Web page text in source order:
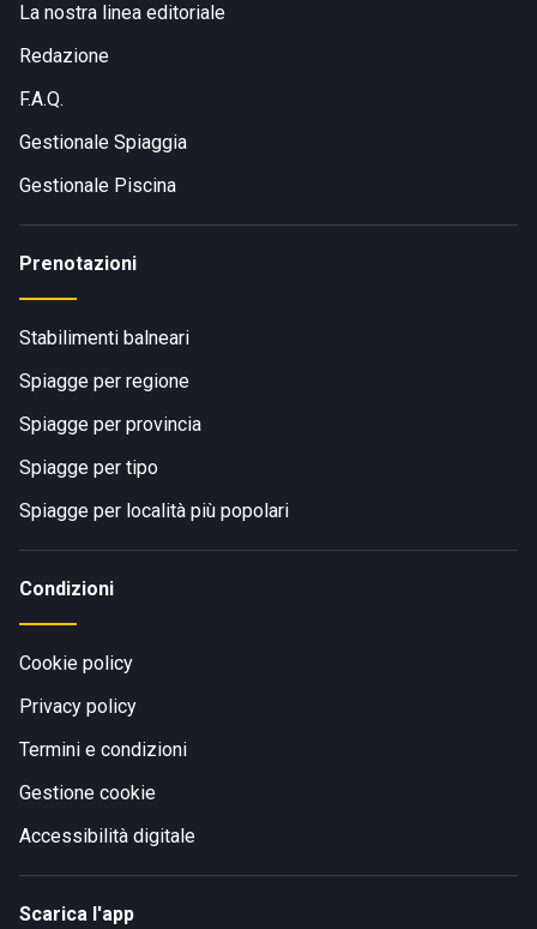
La nostra linea editoriale
Redazione
F.A.Q.
Gestionale Spiaggia
Gestionale Piscina
Prenotazioni
Stabilimenti balneari
Spiagge per regione
Spiagge per provincia
Spiagge per tipo
Spiagge per località più popolari
Condizioni
Cookie policy
Privacy policy
Termini e condizioni
Gestione cookie
Accessibilità digitale
Scarica l'app